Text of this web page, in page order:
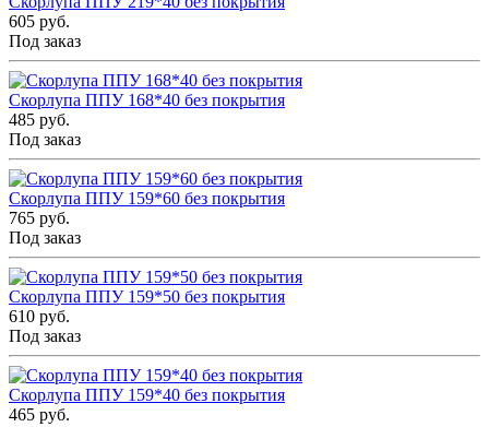
605 руб.
Под заказ
Скорлупа ППУ 168*40 без покрытия
485 руб.
Под заказ
Скорлупа ППУ 159*60 без покрытия
765 руб.
Под заказ
Скорлупа ППУ 159*50 без покрытия
610 руб.
Под заказ
Скорлупа ППУ 159*40 без покрытия
465 руб.